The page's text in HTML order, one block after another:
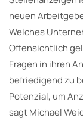
neuen
Welches
Offensichtlich
Fragen in ihren
befriedigend zu
Potenzial, um
sagt Michael